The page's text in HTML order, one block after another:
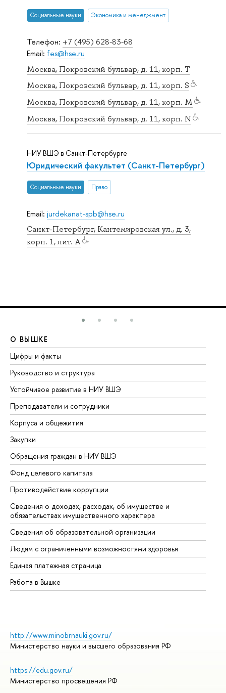
Телефон: +7 (495) 628-83-68
Email: fes@hse.ru
Москва, Покровский бульвар, д. 11, корп. T
Москва, Покровский бульвар, д. 11, корп. S
Москва, Покровский бульвар, д. 11, корп. M
Москва, Покровский бульвар, д. 11, корп. N
Социальные науки Экономика и менеджмент
Email: jurdekanat-spb@hse.ru
Санкт-Петербург, Кантемировская ул., д. 3,
корп. 1, лит. А
НИУ ВШЭ в Санкт-Петербурге
Юридический факультет (Санкт-Петербург)
Социальные науки Право
О ВЫШКЕ
Цифры и факты
Руководство и структура
Устойчивое развитие в НИУ ВШЭ
Преподаватели и сотрудники
Корпуса и общежития
Закупки
Обращения граждан в НИУ ВШЭ
Фонд целевого капитала
Противодействие коррупции
Сведения о доходах, расходах, об имуществе и
обязательствах имущественного характера
Сведения об образовательной организации
Людям с ограниченными возможностями здоровья
Единая платежная страница
Работа в Вышке
http://www.minobrnauki.gov.ru/
Министерство науки и высшего образования РФ
https://edu.gov.ru/
Министерство просвещения РФ